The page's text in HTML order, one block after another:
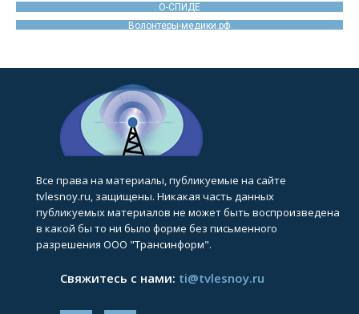
О-СПИДЕ
Волонтеры-медики.рф
Все права на материалы, публикуемые на сайте
tvlesnoy.ru, защищены. Никакая часть данных
публикуемых материалов не может быть воспроизведена
в какой бы то ни было форме без письменного
разрешения ООО "Трансинформ".
Свяжитесь с нами: ti@tvlesnoy.ru